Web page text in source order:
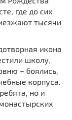
где до сих
тысячи
икона
школу,
– боялись,
корпуса.
но и